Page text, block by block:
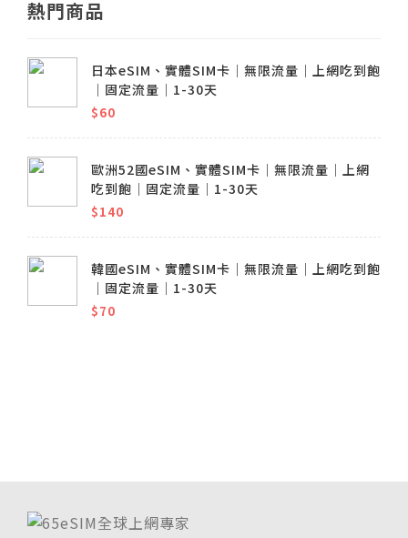
熱門商品
日本eSIM、實體SIM卡│無限流量│上網吃到飽
│固定流量│1-30天
$60
歐洲52國eSIM、實體SIM卡│無限流量│上網
吃到飽│固定流量│1-30天
$140
韓國eSIM、實體SIM卡│無限流量│上網吃到飽
│固定流量│1-30天
$70